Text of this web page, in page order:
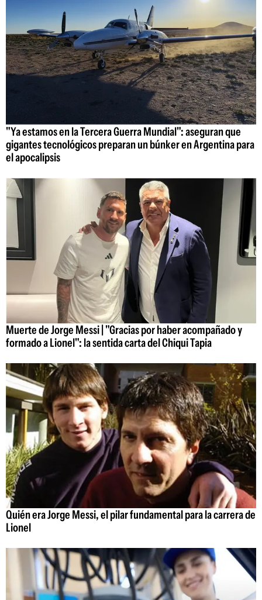
"Ya estamos en la Tercera Guerra Mundial": aseguran que
gigantes tecnológicos preparan un búnker en Argentina para
el apocalipsis
Muerte de Jorge Messi | "Gracias por haber acompañado y
formado a Lionel": la sentida carta del Chiqui Tapia
Quién era Jorge Messi, el pilar fundamental para la carrera de
Lionel